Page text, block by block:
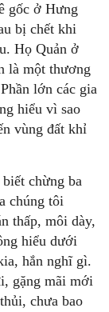
gốc ở Hưng
bị chết khi
Họ Quản ở
là một thương
lớn các gia
hiểu vì sao
vùng đất khỉ
chừng ba
chúng tôi
thấp, môi dày,
hiểu dưới
hắn nghĩ gì.
gặng mãi mới
chưa bao